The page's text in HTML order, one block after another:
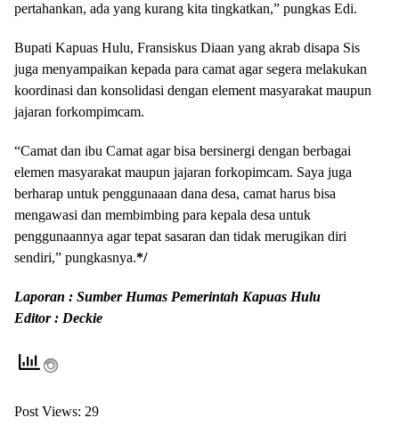
pertahankan, ada yang kurang kita tingkatkan,” pungkas Edi.
Bupati Kapuas Hulu, Fransiskus Diaan yang akrab disapa Sis
juga menyampaikan kepada para camat agar segera melakukan
koordinasi dan konsolidasi dengan element masyarakat maupun
jajaran forkompimcam.
“Camat dan ibu Camat agar bisa bersinergi dengan berbagai
elemen masyarakat maupun jajaran forkopimcam. Saya juga
berharap untuk penggunaaan dana desa, camat harus bisa
mengawasi dan membimbing para kepala desa untuk
penggunaannya agar tepat sasaran dan tidak merugikan diri
sendiri,” pungkasnya.*/
Laporan : Sumber Humas Pemerintah Kapuas Hulu
Editor : Deckie
Post Views: 29